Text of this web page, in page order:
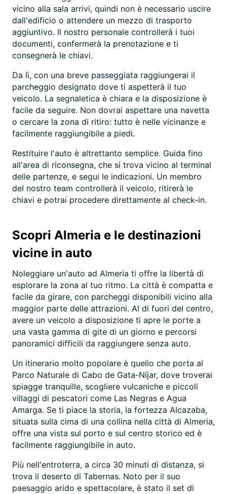
vicino alla sala arrivi, quindi non è necessario uscire
dall'edificio o attendere un mezzo di trasporto
aggiuntivo. Il nostro personale controllerà i tuoi
documenti, confermerà la prenotazione e ti
consegnerà le chiavi.
Da lì, con una breve passeggiata raggiungerai il
parcheggio designato dove ti aspetterà il tuo
veicolo. La segnaletica è chiara e la disposizione è
facile da seguire. Non dovrai aspettare una navetta
o cercare la zona di ritiro: tutto è nelle vicinanze e
facilmente raggiungibile a piedi.
Restituire l'auto è altrettanto semplice. Guida fino
all'area di riconsegna, che si trova vicino al terminal
delle partenze, e segui le indicazioni. Un membro
del nostro team controllerà il veicolo, ritirerà le
chiavi e potrai procedere direttamente al check-in.
Scopri Almeria e le destinazioni
vicine in auto
Noleggiare un'auto ad Almeria ti offre la libertà di
esplorare la zona al tuo ritmo. La città è compatta e
facile da girare, con parcheggi disponibili vicino alla
maggior parte delle attrazioni. Al di fuori del centro,
avere un veicolo a disposizione ti apre le porte a
una vasta gamma di gite di un giorno e percorsi
panoramici difficili da raggiungere senza auto.
Un itinerario molto popolare è quello che porta al
Parco Naturale di Cabo de Gata-Níjar, dove troverai
spiagge tranquille, scogliere vulcaniche e piccoli
villaggi di pescatori come Las Negras e Agua
Amarga. Se ti piace la storia, la fortezza Alcazaba,
situata sulla cima di una collina nella città di Almeria,
offre una vista sul porto e sul centro storico ed è
facilmente raggiungibile in auto.
Più nell'entroterra, a circa 30 minuti di distanza, si
trova il deserto di Tabernas. Noto per il suo
paesaggio arido e spettacolare, è stato il set di